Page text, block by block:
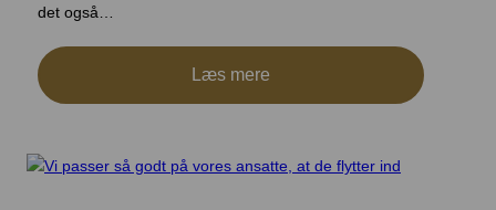
det også…
Læs mere